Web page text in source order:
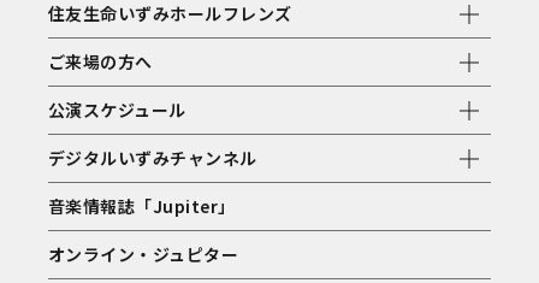
住友生命いずみホールフレンズ
ご来場の方へ
公演スケジュール
デジタルいずみチャンネル
音楽情報誌「Jupiter」
オンライン・ジュピター